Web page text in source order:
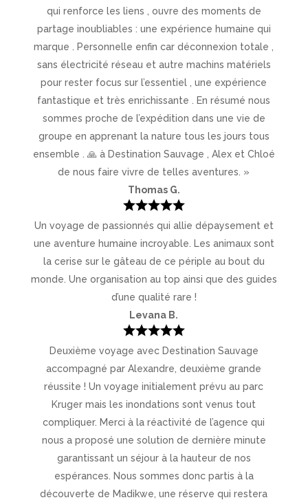
qui renforce les liens , ouvre des moments de
partage inoubliables : une expérience humaine qui
marque . Personnelle enfin car déconnexion totale ,
sans électricité réseau et autre machins matériels
pour rester focus sur l’essentiel , une expérience
fantastique et très enrichissante . En résumé nous
sommes proche de l’expédition dans une vie de
groupe en apprenant la nature tous les jours tous
ensemble . 🙏 à Destination Sauvage , Alex et Chloé
de nous faire vivre de telles aventures. »
Thomas G.
Un voyage de passionnés qui allie dépaysement et
une aventure humaine incroyable. Les animaux sont
la cerise sur le gâteau de ce périple au bout du
monde. Une organisation au top ainsi que des guides
d’une qualité rare !
Levana B.
Deuxième voyage avec Destination Sauvage
accompagné par Alexandre, deuxième grande
réussite ! Un voyage initialement prévu au parc
Kruger mais les inondations sont venus tout
compliquer. Merci à la réactivité de l’agence qui
nous a proposé une solution de dernière minute
garantissant un séjour à la hauteur de nos
espérances. Nous sommes donc partis à la
découverte de Madikwe, une réserve qui restera